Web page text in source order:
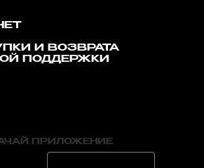
И ВОЗВРАТА
ПОДДЕРЖКИ
ПРИЛОЖЕНИЕ